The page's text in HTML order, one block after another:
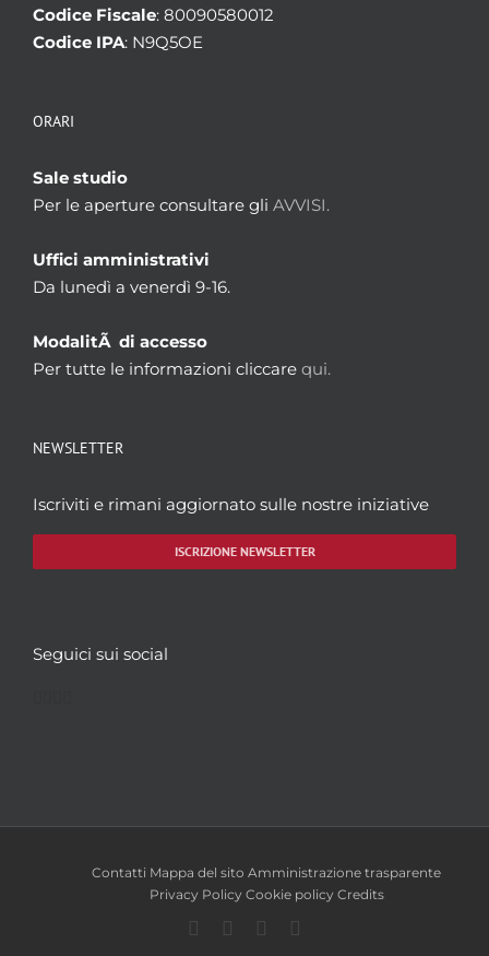
Codice Fiscale: 80090580012
Codice IPA: N9Q5OE
ORARI
Sale studio
Per le aperture consultare gli AVVISI.
Uffici amministrativi
Da lunedì a venerdì 9-16.
ModalitÃ di accesso
Per tutte le informazioni cliccare qui.
NEWSLETTER
Iscriviti e rimani aggiornato sulle nostre iniziative
ISCRIZIONE NEWSLETTER
Seguici sui social
Contatti Mappa del sito Amministrazione trasparente
Privacy Policy Cookie policy Credits
Facebook
TwitterYouTube